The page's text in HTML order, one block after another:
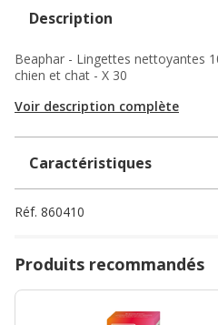
Description
Beaphar - Lingettes nettoyantes
chien et chat - X 30
Voir description complète
Caractéristiques
Réf. 860410
Produits recommandés